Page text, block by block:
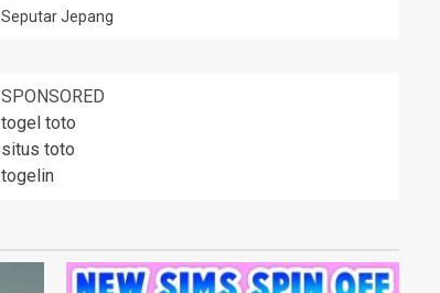
Seputar Jepang
SPONSORED
togel toto
situs toto
togelin